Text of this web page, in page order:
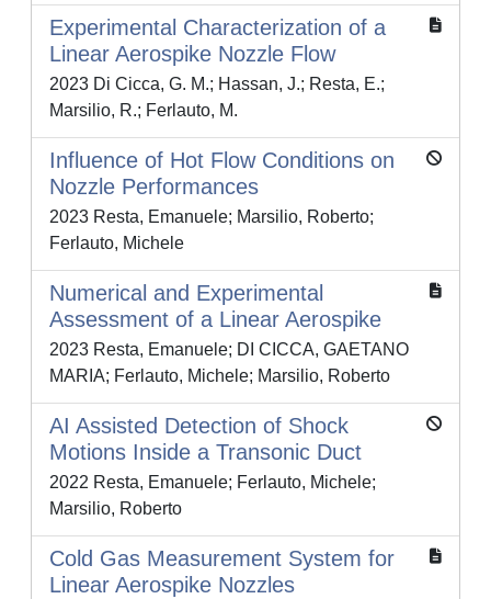
Experimental Characterization of a
Linear Aerospike Nozzle Flow
2023 Di Cicca, G. M.; Hassan, J.; Resta, E.;
Marsilio, R.; Ferlauto, M.
Influence of Hot Flow Conditions on
Nozzle Performances
2023 Resta, Emanuele; Marsilio, Roberto;
Ferlauto, Michele
Numerical and Experimental
Assessment of a Linear Aerospike
2023 Resta, Emanuele; DI CICCA, GAETANO
MARIA; Ferlauto, Michele; Marsilio, Roberto
AI Assisted Detection of Shock
Motions Inside a Transonic Duct
2022 Resta, Emanuele; Ferlauto, Michele;
Marsilio, Roberto
Cold Gas Measurement System for
Linear Aerospike Nozzles